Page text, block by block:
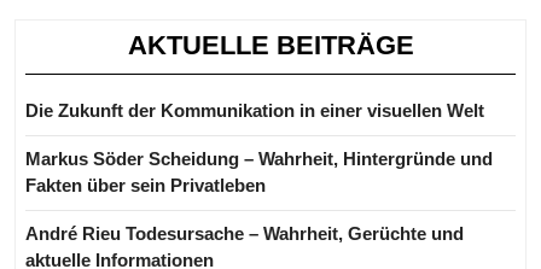
AKTUELLE BEITRÄGE
Die Zukunft der Kommunikation in einer visuellen Welt
Markus Söder Scheidung – Wahrheit, Hintergründe und
Fakten über sein Privatleben
André Rieu Todesursache – Wahrheit, Gerüchte und
aktuelle Informationen